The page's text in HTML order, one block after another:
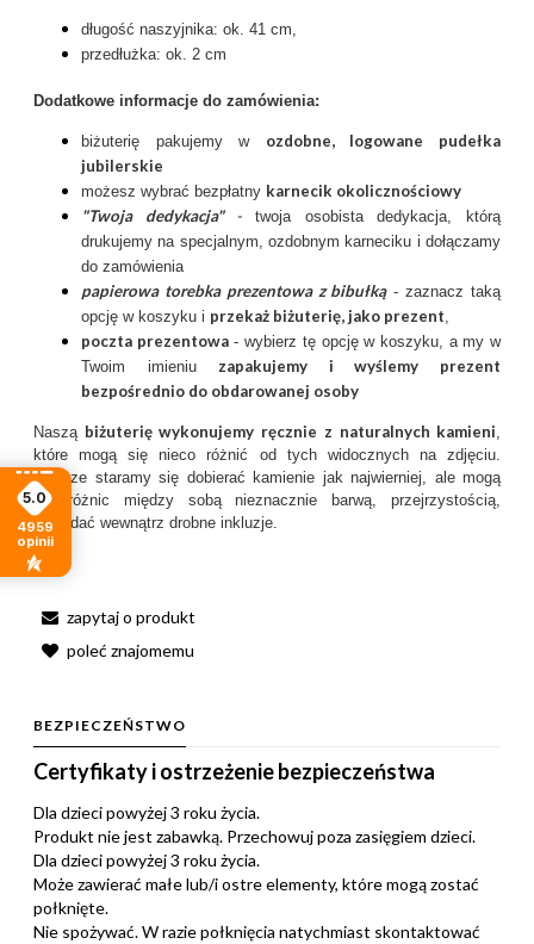
długość naszyjnika: ok. 41 cm,
przedłużka: ok. 2 cm
Dodatkowe informacje do zamówienia:
biżuterię pakujemy w ozdobne, logowane pudełka
jubilerskie
możesz wybrać bezpłatny karnecik okolicznościowy
"Twoja dedykacja"-twoja osobista dedykacja, którą
drukujemy na specjalnym, ozdobnym karneciku i dołączamy
do zamówienia
papierowa torebka prezentowa z bibułką- zaznacz taką
opcję w koszyku i przekaż biżuterię, jako prezent
poczta prezentowa- wybierz tę opcję w koszyku, a my w
Twoim imieniu zapakujemy i wyślemy prezent
bezpośrednio do obdarowanej osoby
Naszą biżuterię wykonujemy ręcznie z naturalnych kamieni
które mogą się nieco różnić od tych widocznych na zdjęciu.
Zawsze staramy się dobierać kamienie jak najwierniej, ale mogą
się różnic między sobą nieznacznie barwą, przejrzystością,
posiadać wewnątrz drobne inkluzje.
zapytaj o produkt
poleć znajomemu
BEZPIECZEŃSTWO
Certyfikaty i ostrzeżenie bezpieczeństwa
Dla dzieci powyżej 3 roku życia.
Produkt nie jest zabawką. Przechowuj poza zasięgiem dzieci.
Dla dzieci powyżej 3 roku życia.
Może zawierać małe lub/i ostre elementy, które mogą zostać
połknięte.
Nie spożywać. W razie połknięcia natychmiast skontaktować
5.0
4959
opinii